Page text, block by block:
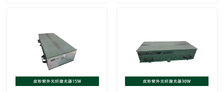
Yêu cầu báo giá
Laser sợi xanh